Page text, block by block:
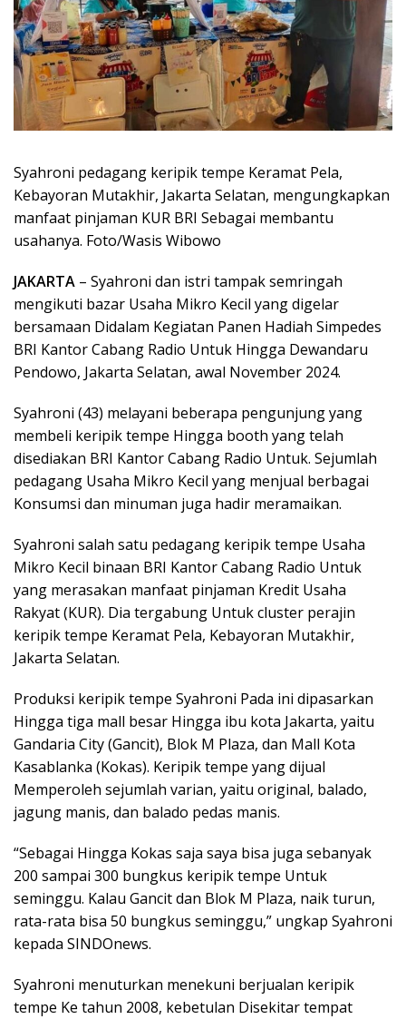
Syahroni pedagang keripik tempe Keramat Pela,
Kebayoran Mutakhir, Jakarta Selatan, mengungkapkan
manfaat pinjaman KUR BRI Sebagai membantu
usahanya. Foto/Wasis Wibowo
JAKARTA – Syahroni dan istri tampak semringah
mengikuti bazar Usaha Mikro Kecil yang digelar
bersamaan Didalam Kegiatan Panen Hadiah Simpedes
BRI Kantor Cabang Radio Untuk Hingga Dewandaru
Pendowo, Jakarta Selatan, awal November 2024.
Syahroni (43) melayani beberapa pengunjung yang
membeli keripik tempe Hingga booth yang telah
disediakan BRI Kantor Cabang Radio Untuk. Sejumlah
pedagang Usaha Mikro Kecil yang menjual berbagai
Konsumsi dan minuman juga hadir meramaikan.
Syahroni salah satu pedagang keripik tempe Usaha
Mikro Kecil binaan BRI Kantor Cabang Radio Untuk
yang merasakan manfaat pinjaman Kredit Usaha
Rakyat (KUR). Dia tergabung Untuk cluster perajin
keripik tempe Keramat Pela, Kebayoran Mutakhir,
Jakarta Selatan.
Produksi keripik tempe Syahroni Pada ini dipasarkan
Hingga tiga mall besar Hingga ibu kota Jakarta, yaitu
Gandaria City (Gancit), Blok M Plaza, dan Mall Kota
Kasablanka (Kokas). Keripik tempe yang dijual
Memperoleh sejumlah varian, yaitu original, balado,
jagung manis, dan balado pedas manis.
“Sebagai Hingga Kokas saja saya bisa juga sebanyak
200 sampai 300 bungkus keripik tempe Untuk
seminggu. Kalau Gancit dan Blok M Plaza, naik turun,
rata-rata bisa 50 bungkus seminggu,” ungkap Syahroni
kepada SINDOnews.
Syahroni menuturkan menekuni berjualan keripik
tempe Ke tahun 2008, kebetulan Disekitar tempat